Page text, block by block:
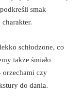
smak
schłodzone, co
także śmiało
orzechami czy
do dania.